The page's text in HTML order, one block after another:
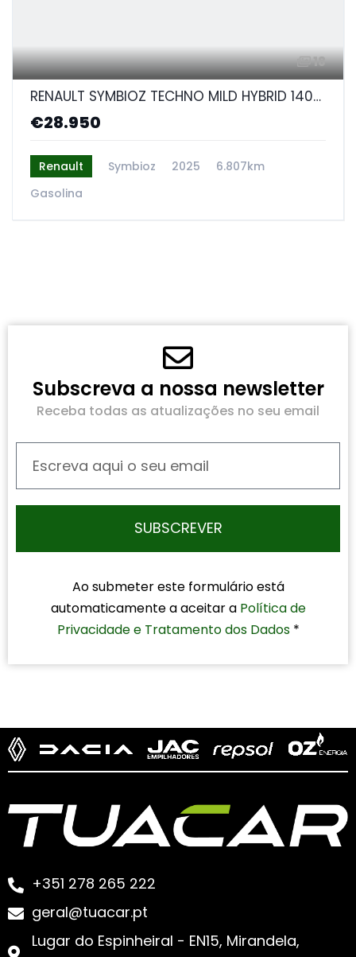
18
RENAULT SYMBIOZ TECHNO MILD HYBRID 140CV
€28.950
Renault Symbioz 2025
6.807km
Gasolina
Subscreva a nossa newsletter
Receba todas as atualizações no seu email
SUBSCREVER
Ao submeter este formulário está
automaticamente a aceitar a Política de
Privacidade e Tratamento dos Dados *
+351 278 265 222
geral@tuacar.pt
Lugar do Espinheiral - EN15, Mirandela,